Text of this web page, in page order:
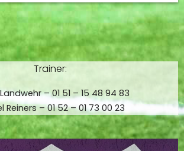
Trainer:
– 01 51 – 15 48 94 83
Reiners – 01 52 – 01 73 00 23